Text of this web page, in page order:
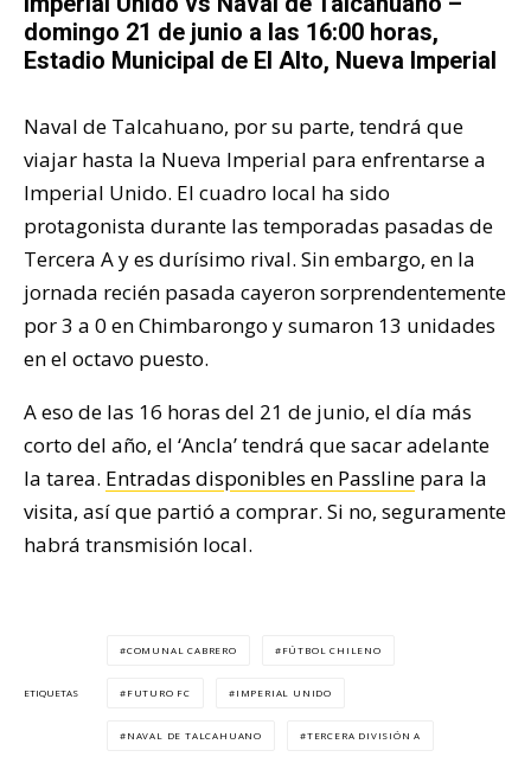
domingo 21 de junio a las 16:00 horas,
Estadio Municipal de El Alto, Nueva Imperial
Naval de Talcahuano, por su parte, tendrá que
viajar hasta la Nueva Imperial para enfrentarse a
Imperial Unido. El cuadro local ha sido
protagonista durante las temporadas pasadas de
Tercera A y es durísimo rival. Sin embargo, en la
jornada recién pasada cayeron sorprendentemente
por 3 a 0 en Chimbarongo y sumaron 13 unidades
en el octavo puesto.
A eso de las 16 horas del 21 de junio, el día más
corto del año, el ‘Ancla’ tendrá que sacar adelante
la tarea. Entradas disponibles en Passline para la
visita, así que partió a comprar. Si no, seguramente
habrá transmisión local.
ETIQUETAS
COMUNAL CABRERO FÚTBOL CHILENO
FUTURO FC IMPERIAL UNIDO
NAVAL DE TALCAHUANO TERCERA DIVISIÓN A